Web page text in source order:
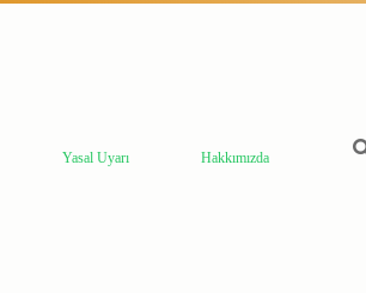
Yasal Uyarı Hakkımızda